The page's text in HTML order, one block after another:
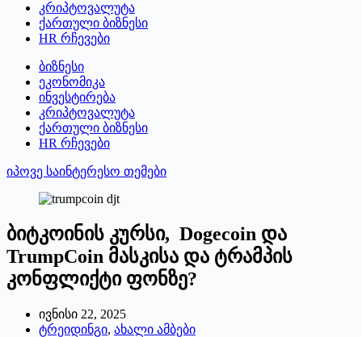
კრიპტოვალუტა
ქართული ბიზნესი
HR რჩევები
ბიზნესი
ეკონომიკა
ინვესტირება
კრიპტოვალუტა
ქართული ბიზნესი
HR რჩევები
იპოვე საინტერესო თემები
ბიტკოინის კურსი, Dogecoin და
TrumpCoin მასკისა და ტრამპის
კონფლიქტი ფონზე?
ივნისი 22, 2025
ტრეიდინგი, ახალი ამბები